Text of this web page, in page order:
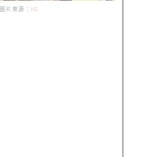
圖片來源： IG